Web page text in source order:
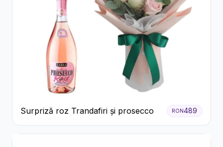
Surpriză roz Trandafiri și prosecco RON489